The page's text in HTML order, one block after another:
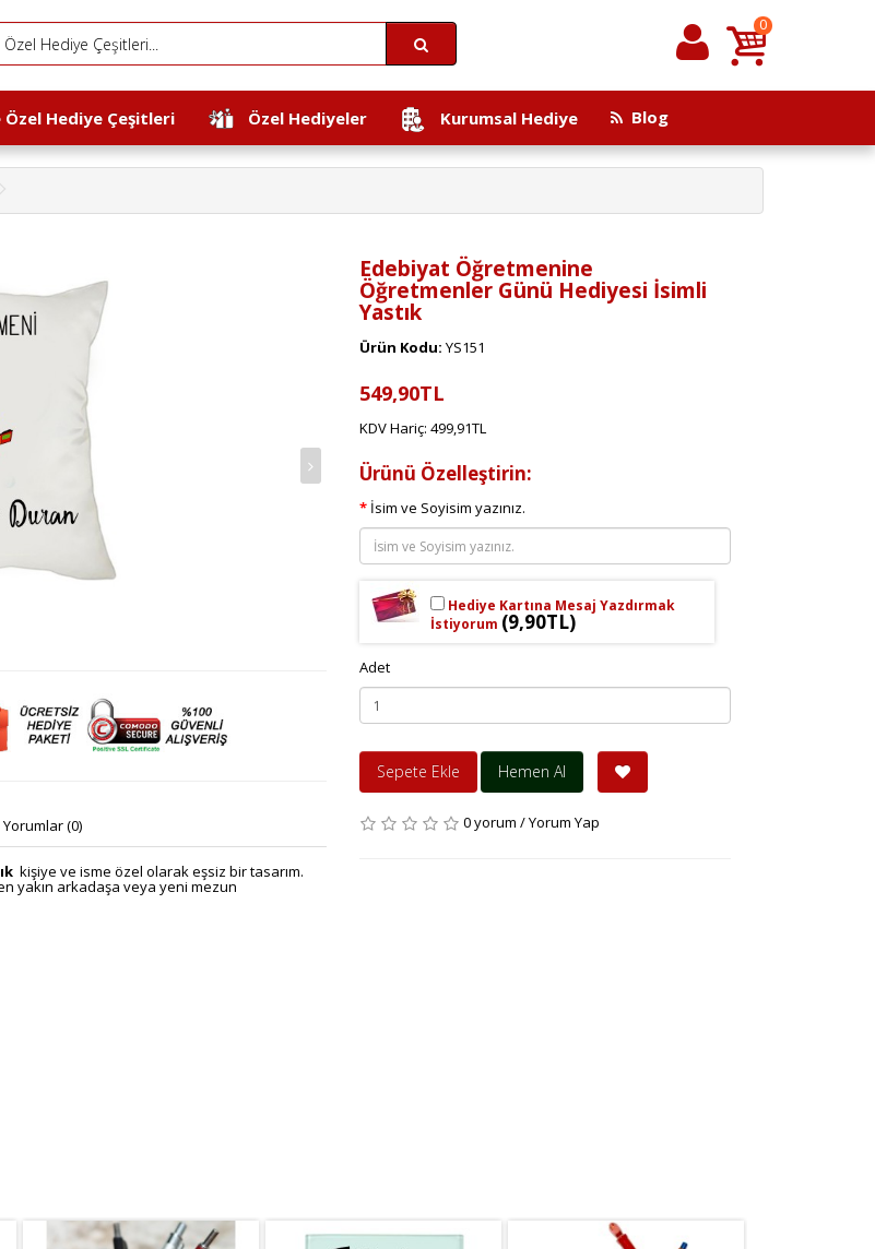
0
Özel Hediye Çeşitleri Özel Hediyeler Kurumsal Hediye Blog
Yorumlar (0)
kişiye ve isme özel olarak eşsiz bir tasarım.
yakın arkadaşa veya yeni mezun
Edebiyat Öğretmenine
Öğretmenler Günü Hediyesi İsimli
Yastık
Ürün Kodu: YS151
549,90TL
KDV Hariç: 499,91TL
Ürünü Özelleştirin:
İsim ve Soyisim yazınız.
Hediye Kartına Mesaj Yazdırmak
İstiyorum (9,90TL)
Adet
Sepete Ekle Hemen Al
0 yorum /Yorum Yap